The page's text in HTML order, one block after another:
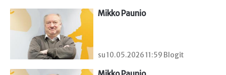
Mikko Paunio
su 10.05.2026 11:59 Blogit